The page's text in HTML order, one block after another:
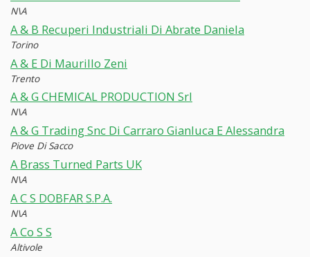
N\A
A & B Recuperi Industriali Di Abrate Daniela
Torino
A & E Di Maurillo Zeni
Trento
A & G CHEMICAL PRODUCTION Srl
N\A
A & G Trading Snc Di Carraro Gianluca E Alessandra
Piove Di Sacco
A Brass Turned Parts UK
N\A
A C S DOBFAR S.P.A.
N\A
A Co S S
Altivole